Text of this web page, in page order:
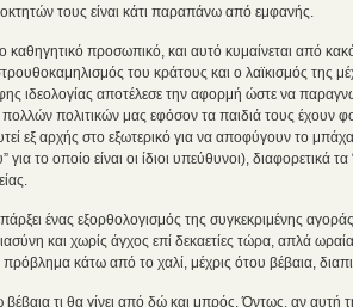
τους είναι κάτι παραπάνω από εμφανής.
προσωπικό, και αυτό κυμαίνεται από
του κράτους και ο λαϊκισμός της
ιδεολογίας αποτέλεσε την αφορμή ώστε να
πολλών πολιτικών μας εφόσον τα παιδιά τους έχουν
εξ αρχής στο εξωτερικό για να αποφύγουν το
για το οποίο είναι οι ίδιοι υπεύθυνοι), διαφορετικά τα
ένας εξορθολογισμός της συγκεκριμένης αγοράς
και χωρίς άγχος επί δεκαετίες τώρα, απλά
κάτω από το χαλί, μέχρις ότου βέβαια,
τι θα γίνει από δώ και μπρός. Όντως, αν αυτή